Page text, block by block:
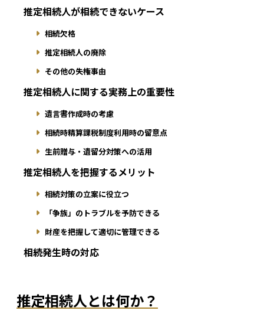
推定相続人が相続できないケース
相続欠格
推定相続人の廃除
その他の失権事由
推定相続人に関する実務上の重要性
遺言書作成時の考慮
相続時精算課税制度利用時の留意点
生前贈与・遺留分対策への活用
推定相続人を把握するメリット
相続対策の立案に役立つ
「争族」のトラブルを予防できる
財産を把握して適切に管理できる
相続発生時の対応
推定相続人とは何か？